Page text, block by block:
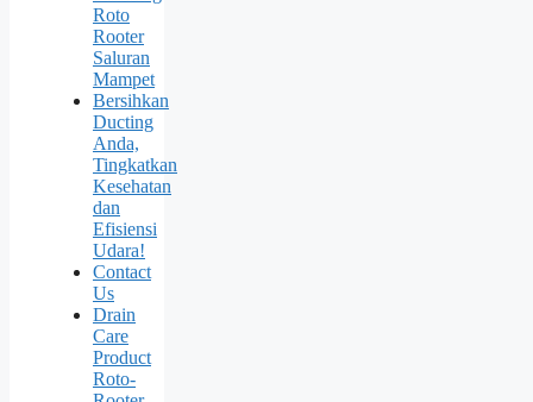
Roto
Rooter
Saluran
Mampet
Bersihkan
Ducting
Anda,
Tingkatkan
Kesehatan
dan
Efisiensi
Udara!
Contact
Us
Drain
Care
Product
Roto-